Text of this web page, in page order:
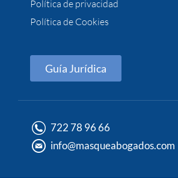
Política de privacidad
Política de Cookies
Guía Jurídica
722 78 96 66
info@masqueabogados.com